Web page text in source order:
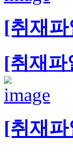
[취재
[취재파
[취재